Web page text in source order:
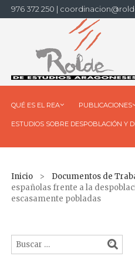
976 372 250 |
QUÉ ES EL REA PUBLICACIONES
ESTUDIOS SOBRE DESPOBLACIÓN Y
Inicio > Documentos de
españolas frente a la
escasamente pobladas